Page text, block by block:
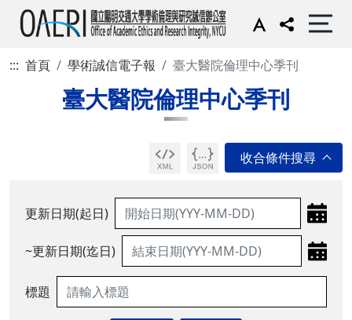
::: 首頁 學術誠信電子報 臺大醫院倫理中心季刊
臺大醫院倫理中心季刊
更新日期(起日)
~更新日期(迄日)
標題